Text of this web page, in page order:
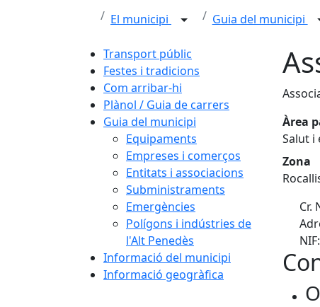
El municipi Guia del municipi
Transport públic
Festes i tradicions
Com arribar-hi
Plànol / Guia de carrers
Guia del municipi
Equipaments
Empreses i comerços
Entitats i associacions
Subministraments
Emergències
Polígons i indústries de
l'Alt Penedès
Informació del municipi
Informació geogràfica
Àrea
Salut i
Zona
Cr.